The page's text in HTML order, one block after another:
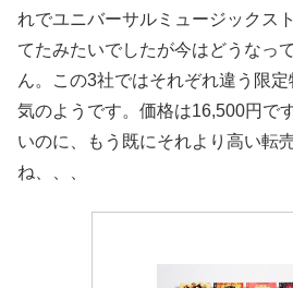
れでユニバーサルミュージックス
てたみたいでしたが今はどうなっ
ん。この3社ではそれぞれ違う限
気のようです。価格は16,500円で
いのに、もう既にそれより高い転
ね、、、